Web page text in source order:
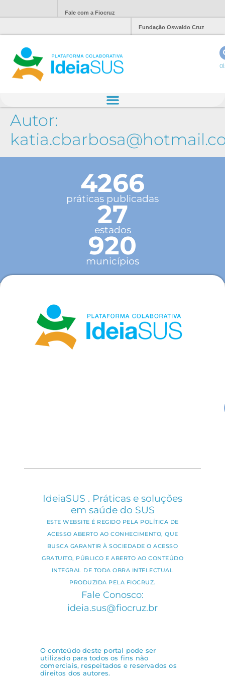
Fale com a Fiocruz
Fundação Oswaldo Cruz
Autor:
4266
práticas publicadas
27
estados
920
municípios
IdeiaSUS . Práticas e soluções
em saúde do SUS
ESTE WEBSITE É REGIDO PELA POLÍTICA DE
ACESSO ABERTO AO CONHECIMENTO, QUE
BUSCA GARANTIR À SOCIEDADE O ACESSO
GRATUITO, PÚBLICO E ABERTO AO CONTEÚDO
INTEGRAL DE TODA OBRA INTELECTUAL
PRODUZIDA PELA FIOCRUZ.
Fale Conosco:
ideia.sus@fiocruz.br
O conteúdo deste portal pode ser
utilizado para todos os fins não
comerciais, respeitados e reservados os
direitos dos autores.